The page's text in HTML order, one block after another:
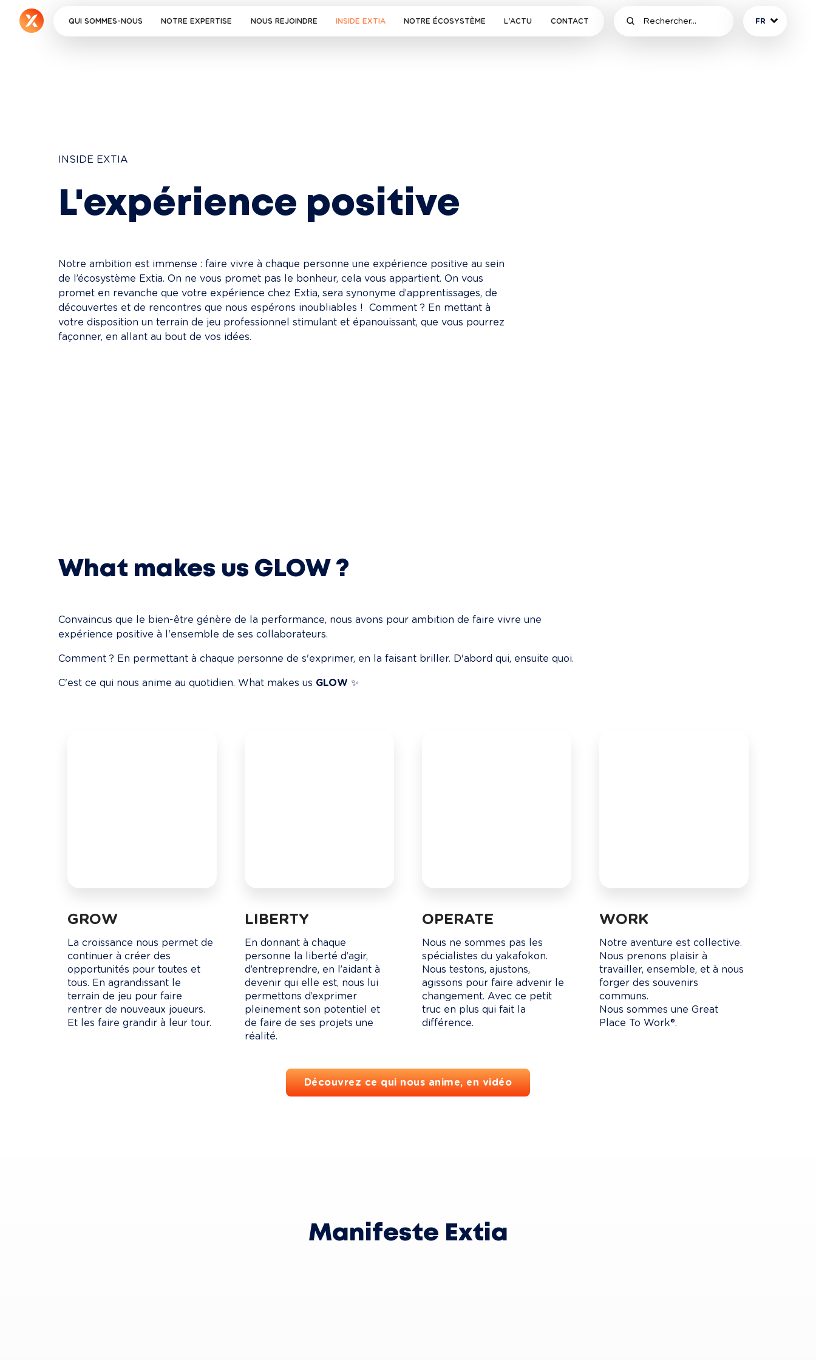
QUI SOMMES-NOUS NOTRE EXPERTISE NOUS REJOINDRE INSIDE EXTIA NOTRE ÉCOSYSTÈME L'ACTU CONTACT FR
INSIDE EXTIA
L'expérience positive
Notre ambition est immense : faire vivre à chaque personne une expérience positive au sein
de l’écosystème Extia. On ne vous promet pas le bonheur, cela vous appartient. On vous
promet en revanche que votre expérience chez Extia, sera synonyme d’apprentissages, de
découvertes et de rencontres que nous espérons inoubliables !  Comment ? En mettant à
votre disposition un terrain de jeu professionnel stimulant et épanouissant, que vous pourrez
façonner, en allant au bout de vos idées.
What makes us GLOW ?
Convaincus que le bien-être génère de la performance, nous avons pour ambition de faire vivre une
expérience positive à l'ensemble de ses collaborateurs.
Comment ? En permettant à chaque personne de s'exprimer, en la faisant briller. D'abord qui, ensuite quoi.
C'est ce qui nous anime au quotidien. What makes us GLOW ✨
GROW
La croissance nous permet de
continuer à créer des
opportunités pour toutes et
tous. En agrandissant le
terrain de jeu pour faire
rentrer de nouveaux joueurs.
Et les faire grandir à leur tour.
LIBERTY
En donnant à chaque
personne la liberté d’agir,
d’entreprendre, en l’aidant à
devenir qui elle est, nous lui
permettons d’exprimer
pleinement son potentiel et
de faire de ses projets une
réalité.
OPERATE
Nous ne sommes pas les
spécialistes du yakafokon.
Nous testons, ajustons,
agissons pour faire advenir le
changement. Avec ce petit
truc en plus qui fait la
différence.
WORK
Notre aventure est collective.
Nous prenons plaisir à
travailler, ensemble, et à nous
forger des souvenirs
communs.
Nous sommes une Great
Place To Work®.
Découvrez ce qui nous anime, en vidéo
Manifeste Extia